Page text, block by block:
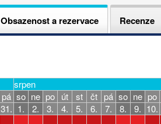
Obsazenost a rezervace Recenze
srpen
pá so ne po út st čt pá so ne po
31. 1. 2. 3. 4. 5. 6. 7. 8. 9. 10.